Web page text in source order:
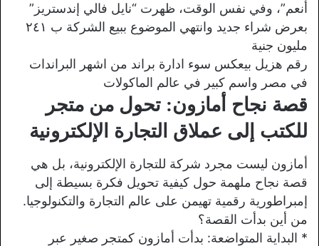
أنعم”، وفي نفس الوقت، ظهرت “نايل فالي إندستريز”
بعرض شراء جديد وانتهي الموضوع ببيع الشركة ب ٢٤١
مليون جنية
رقم هزيل بيعكس سوء ادارة براند من اشهر البراندات
في مصر واسم كبير في عالم الماكولات
قصة نجاح أمازون: تحول من متجر
للكتب إلى عملاق التجارة الإلكترونية
أمازون ليست مجرد شركة للتجارة الإلكترونية، بل هي
قصة نجاح ملهمة حول كيفية تحويل فكرة بسيطة إلى
إمبراطورية رقمية تهيمن على عالم التجارة والتكنولوجيا.
من أين بدأت القصة؟
* البداية المتواضعة: بدأت أمازون كمتجر صغير عبر